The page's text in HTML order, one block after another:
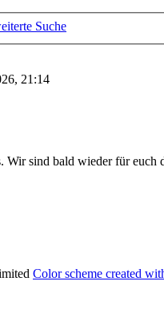
Suche
21:14
Wir sind bald wieder für euch
Color scheme created